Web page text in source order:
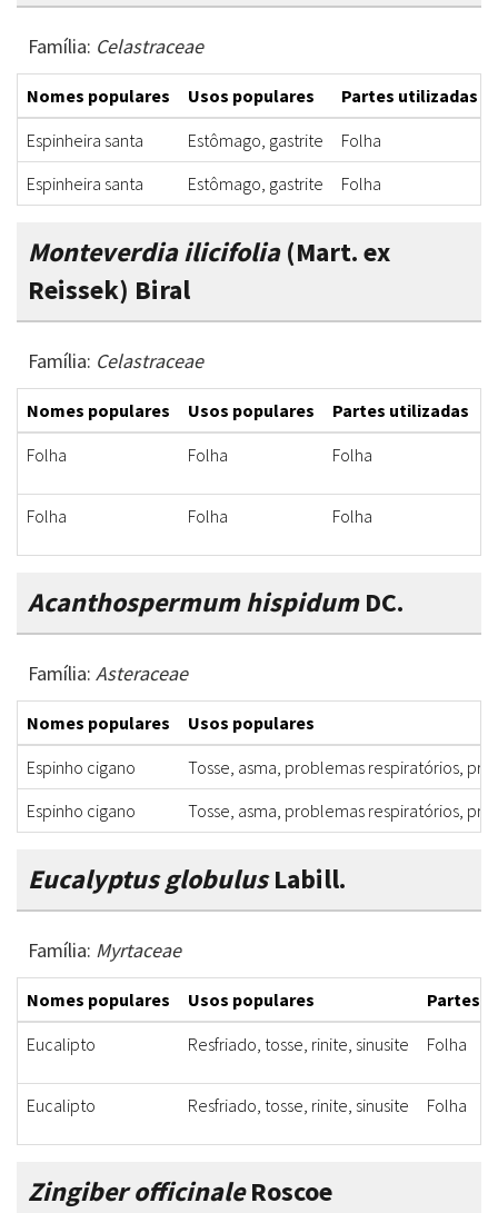
Família: Celastraceae
Nomes populares Usos populares Partes utilizadas
Espinheira santa
Estômago, gastrite Folha
Espinheira santa
Estômago, gastrite Folha
Monteverdia ilicifolia(Mart. ex
Reissek) Biral
Família: Celastraceae
Nomes populares Usos populares Partes utilizadas
Folha
Folha Folha
Folha Folha Folha
Acanthospermum hispidumDC.
Família: Asteraceae
Nomes populares
Usos populares
Espinho cigano
Tosse, asma, problemas respiratórios,
Espinho cigano
Tosse, asma, problemas respiratórios,
Eucalyptus globulusLabill.
Família: Myrtaceae
Nomes populares Usos populares
Partes
Eucalipto
Resfriado, tosse, rinite, sinusite Folha
Eucalipto Resfriado, tosse, rinite, sinusite Folha
Zingiber officinaleRoscoe